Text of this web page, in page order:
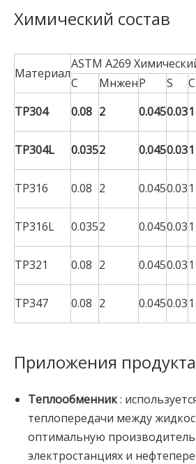
Химический состав
Материал
ASTM A269
C
МнженP S
TP304
0.08 2 0.0450.031
TP304L 0.0352 0.0450.031
TP316 0.08 2 0.0450.031
TP316L 0.0352 0.0450.031
TP321 0.08 2 0.0450.031
TP347 0.08 2 0.0450.031
Приложения продукта
Теплообменник:
теплопередачи между
оптимальную
электростанциях и